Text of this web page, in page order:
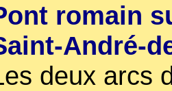
romain
André-
deux arcs